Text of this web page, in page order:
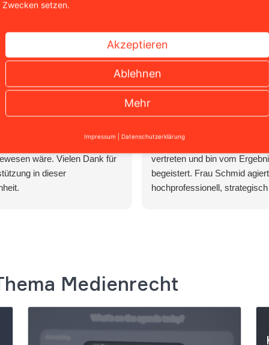
konnte der Facebook
entsperrt werden,
Kanzlei sicherlich nicht
wäre. Vielen Dank für
in dieser
Ich wurde von
vertreten und bin vom
begeistert. Frau Schmid agiert
hochprofessionell,
fantastisches Ergebnis erzielt
Wer eine Kanzlei sucht, die
und auf höchstem Niveau
Medienrecht
Zwecken setzen.
Akzeptieren
Ablehnen
Mehr
Impressum Datenschutzerklärung